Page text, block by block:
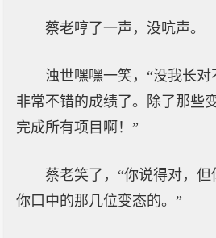
蔡老哼了一声，没吭声。
浊世嘿嘿一笑，“没我长
非常不错的成绩了。除了那些
完成所有项目啊！”
蔡老笑了，“你说得对，
你口中的那几位变态的。”